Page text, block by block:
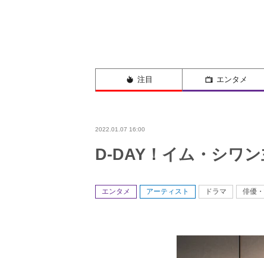
注目 エンタメ
2022.01.07 16:00
D-DAY！イム・シワ
エンタメ アーティスト ドラマ 俳優